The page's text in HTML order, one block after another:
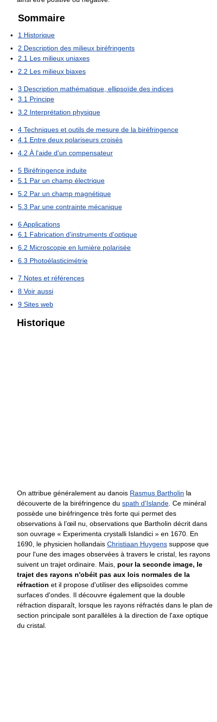
Sommaire
1 Historique
2 Description des milieux biréfringents
2.1 Les milieux uniaxes
2.2 Les milieux biaxes
3 Description mathématique, ellipsoïde des indices
3.1 Principe
3.2 Interprétation physique
4 Techniques et outils de mesure de la biréfringence
4.1 Entre deux polariseurs croisés
4.2 À l'aide d'un compensateur
5 Biréfringence induite
5.1 Par un champ électrique
5.2 Par un champ magnétique
5.3 Par une contrainte mécanique
6Applications
6.1 Fabrication d'instruments d'optique
6.2 Microscopie en lumière polarisée
6.3 Photoélasticimétrie
7 Notes et références
8 Voir aussi
9 Sites web
Historique
On attribue généralement au danois Rasmus Bartholin la
découverte de la biréfringence du spath d'Islande. Ce minéral
possède une biréfringence très forte qui permet des
observations à l’œil nu, observations que Bartholin décrit dans
son ouvrage « Experimenta crystalli Islandici » en 1670. En
1690, le physicien hollandais Christiaan Huygens suppose que
pour l'une des images observées à travers le cristal, les rayons
suivent un trajet ordinaire. Mais, pour la seconde image, le
trajet des rayons n'obéit pas aux lois normales de la
réfraction et il propose d'utiliser des ellipsoïdes comme
surfaces d'ondes. Il découvre également que la double
réfraction disparaît, lorsque les rayons réfractés dans le plan de
section principale sont parallèles à la direction de l'axe optique
du cristal.